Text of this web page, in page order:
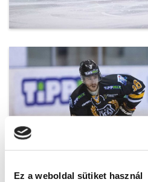
Ez a weboldal sütiket használ